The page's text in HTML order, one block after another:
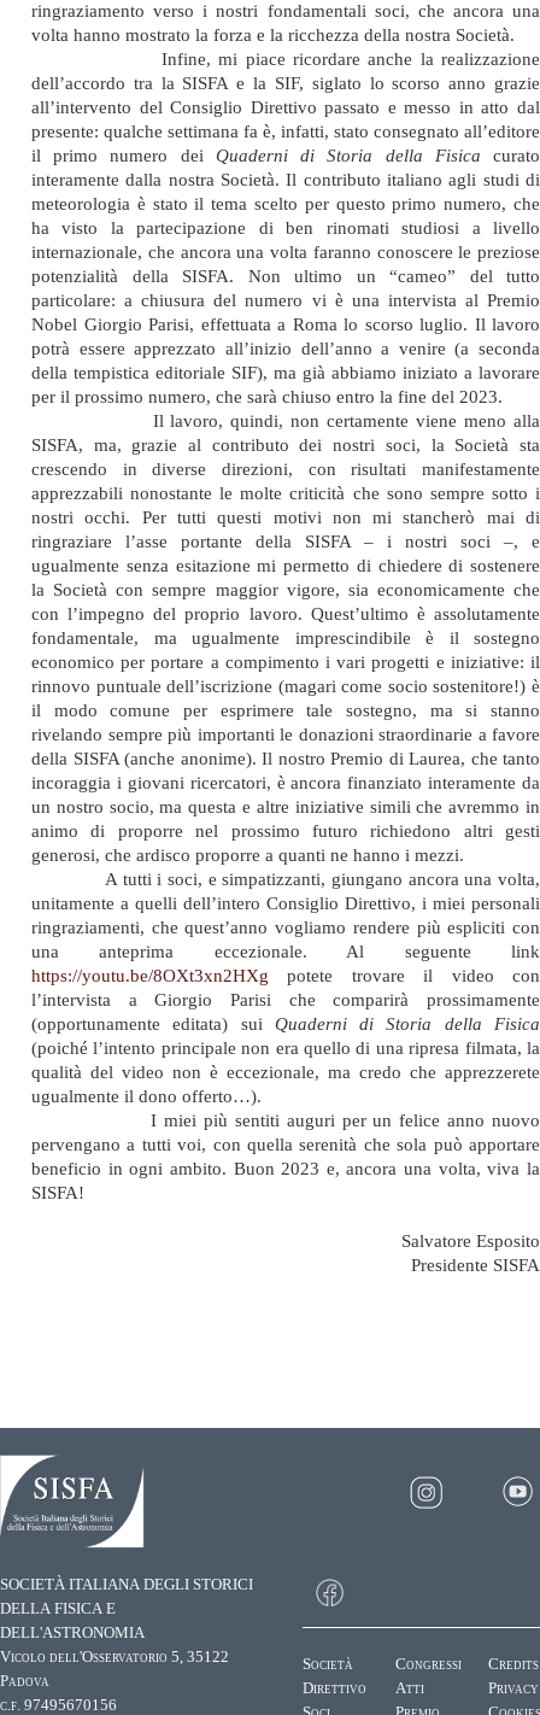
ringraziamento verso i nostri fondamentali soci, che ancora una
volta hanno mostrato la forza e la ricchezza della nostra Società.
Infine, mi piace ricordare anche la realizzazione
dell’accordo tra la SISFA e la SIF, siglato lo scorso anno grazie
all’intervento del Consiglio Direttivo passato e messo in atto dal
presente: qualche settimana fa è, infatti, stato consegnato all’editore
il primo numero dei Quaderni di Storia della Fisica curato
interamente dalla nostra Società. Il contributo italiano agli studi di
meteorologia è stato il tema scelto per questo primo numero, che
ha visto la partecipazione di ben rinomati studiosi a livello
internazionale, che ancora una volta faranno conoscere le preziose
potenzialità della SISFA. Non ultimo un “cameo” del tutto
particolare: a chiusura del numero vi è una intervista al Premio
Nobel Giorgio Parisi, effettuata a Roma lo scorso luglio. Il lavoro
potrà essere apprezzato all’inizio dell’anno a venire (a seconda
della tempistica editoriale SIF), ma già abbiamo iniziato a lavorare
per il prossimo numero, che sarà chiuso entro la fine del 2023.
Il lavoro, quindi, non certamente viene meno alla
SISFA, ma, grazie al contributo dei nostri soci, la Società sta
crescendo in diverse direzioni, con risultati manifestamente
apprezzabili nonostante le molte criticità che sono sempre sotto i
nostri occhi. Per tutti questi motivi non mi stancherò mai di
ringraziare l’asse portante della SISFA – i nostri soci –, e
ugualmente senza esitazione mi permetto di chiedere di sostenere
la Società con sempre maggior vigore, sia economicamente che
con l’impegno del proprio lavoro. Quest’ultimo è assolutamente
fondamentale, ma ugualmente imprescindibile è il sostegno
economico per portare a compimento i vari progetti e iniziative: il
rinnovo puntuale dell’iscrizione (magari come socio sostenitore!) è
il modo comune per esprimere tale sostegno, ma si stanno
rivelando sempre più importanti le donazioni straordinarie a favore
della SISFA (anche anonime). Il nostro Premio di Laurea, che tanto
incoraggia i giovani ricercatori, è ancora finanziato interamente da
un nostro socio, ma questa e altre iniziative simili che avremmo in
animo di proporre nel prossimo futuro richiedono altri gesti
generosi, che ardisco proporre a quanti ne hanno i mezzi.
A tutti i soci, e simpatizzanti, giungano ancora una volta,
unitamente a quelli dell’intero Consiglio Direttivo, i miei personali
ringraziamenti, che quest’anno vogliamo rendere più espliciti con
una anteprima eccezionale. Al seguente link
https://youtu.be/8OXt3xn2HXg potete trovare il video con
l’intervista a Giorgio Parisi che comparirà prossimamente
(opportunamente editata) sui Quaderni di Storia della Fisica
(poiché l’intento principale non era quello di una ripresa filmata, la
qualità del video non è eccezionale, ma credo che apprezzerete
ugualmente il dono offerto…).
I miei più sentiti auguri per un felice anno nuovo
pervengano a tutti voi, con quella serenità che sola può apportare
beneficio in ogni ambito. Buon 2023 e, ancora una volta, viva la
SISFA!
Salvatore Esposito
Presidente SISFA
SOCIETÀ ITALIANA DEGLI STORICI
DELLA FISICA E
DELL'ASTRONOMIA
Vicolo dell'Osservatorio 5, 35122
Padova
c.f. 97495670156
Società
Direttivo
Congressi
Atti
Credits
Privacy